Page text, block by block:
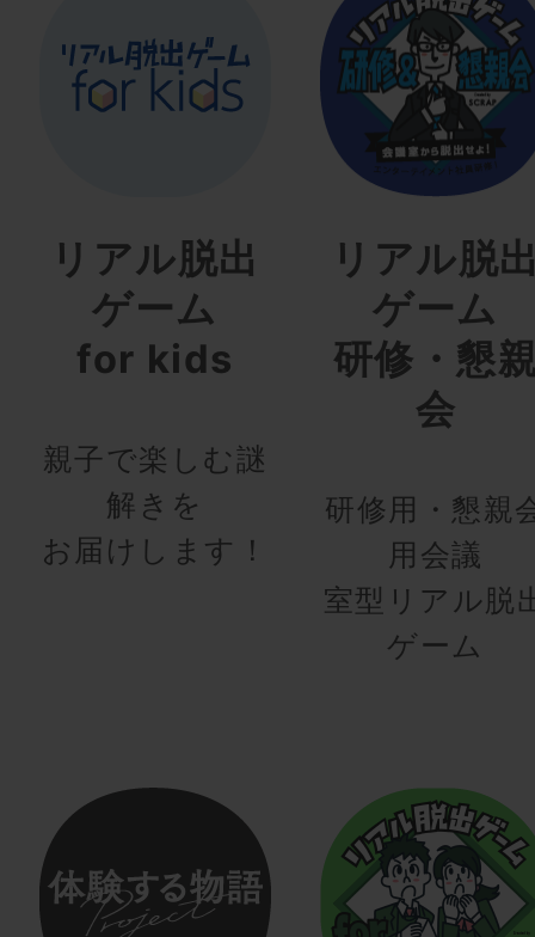
リアル脱出
ゲーム
for kids
親子で楽しむ謎
解きを
お届けします！
リアル脱
ゲーム
研修・懇
会
研修用・懇親
用会議
室型リアル脱
ゲーム